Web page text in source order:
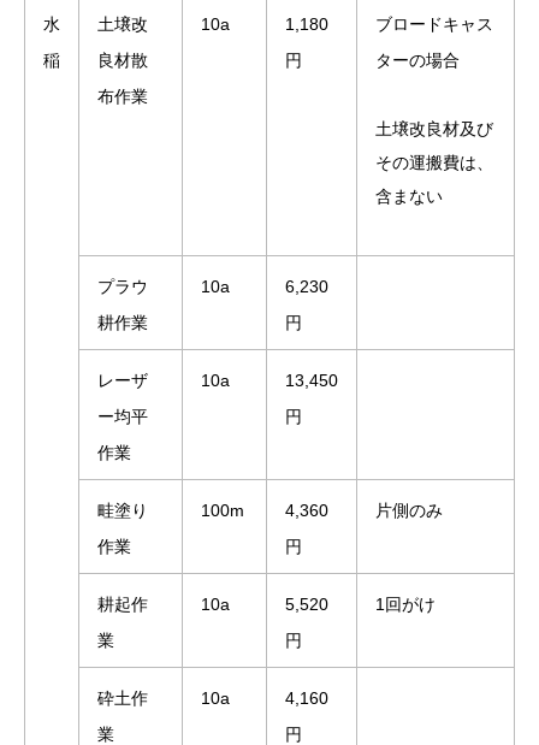
水
稲
土壌改
良材散
布作業
10a
1,180
円
ブロードキャス
ターの場合
土壌改良材及び
その運搬費は、
含まない
プラウ
耕作業
10a
6,230
円
レーザ
ー均平
作業
10a
13,450
円
畦塗り
作業
100m
4,360
円
片側のみ
耕起作
業
10a
5,520
円
1回がけ
砕土作
業
10a
4,160
円